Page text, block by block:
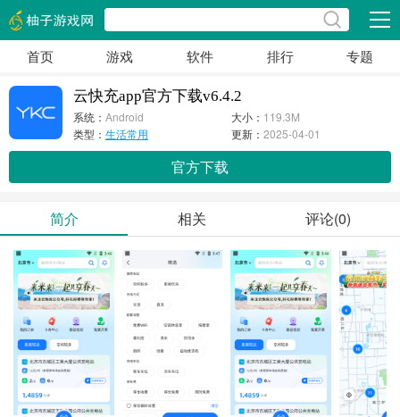
展开
首页 游戏 软件 排行 专题
云快充app官方下载v6.4.2
系统： Android 大小： 119.3M
类型： 生活常用 更新：2025-04-01
官方下载
简介 相关 评论(0)